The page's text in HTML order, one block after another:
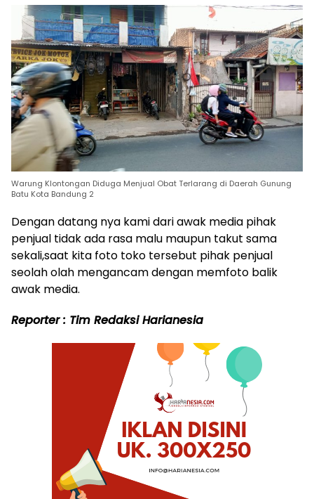
Warung Klontongan Diduga Menjual Obat Terlarang di Daerah Gunung
Batu Kota Bandung 2
Dengan datang nya kami dari awak media pihak
penjual tidak ada rasa malu maupun takut sama
sekali,saat kita foto toko tersebut pihak penjual
seolah olah mengancam dengan memfoto balik
awak media.
Reporter : Tim Redaksi Harianesia